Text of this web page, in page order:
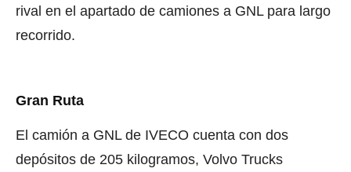
rival en el apartado de camiones a GNL para largo
recorrido.
Gran Ruta
El camión a GNL de IVECO cuenta con dos
depósitos de 205 kilogramos, Volvo Trucks